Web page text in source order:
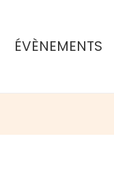
ÉVÈNEMENTS